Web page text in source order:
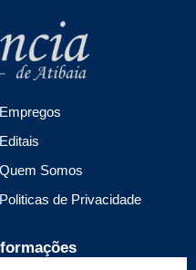
Empregos
Editais
Quem Somos
Politicas de Privacidade